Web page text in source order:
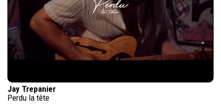
Jay Trepanier
Perdu la tête